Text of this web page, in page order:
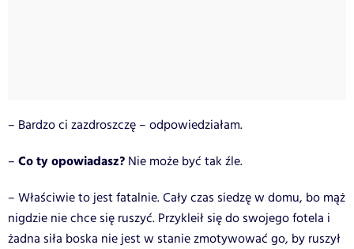
– Bardzo ci zazdroszczę – odpowiedziałam.
– Co ty opowiadasz? Nie może być tak źle.
– Właściwie to jest fatalnie. Cały czas siedzę w domu, bo mąż
nigdzie nie chce się ruszyć. Przykleił się do swojego fotela i
żadna siła boska nie jest w stanie zmotywować go, by ruszył